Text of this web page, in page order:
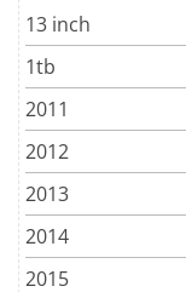
13 inch
1tb
2011
2012
2013
2014
2015